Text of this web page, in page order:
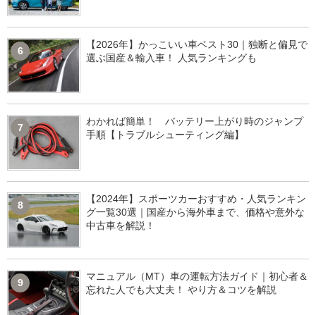
6
【2026年】かっこいい車ベスト30｜独断と偏見で
選ぶ国産＆輸入車！ 人気ランキングも
7
わかれば簡単！ バッテリー上がり時のジャンプ
手順【トラブルシューティング編】
8
【2024年】スポーツカーおすすめ・人気ランキン
グ一覧30選｜国産から海外車まで、価格や意外な
中古車を解説！
9
マニュアル（MT）車の運転方法ガイド｜初心者＆
忘れた人でも大丈夫！ やり方＆コツを解説